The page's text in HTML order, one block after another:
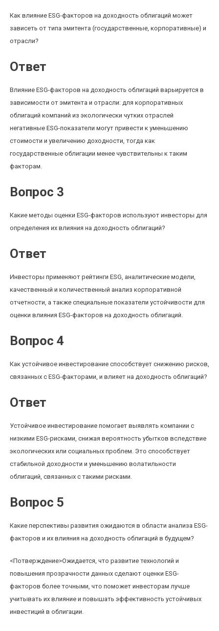
Как влияние ESG-факторов на доходность облигаций может
зависеть от типа эмитента (государственные, корпоративные) и
отрасли?
Ответ
Влияние ESG-факторов на доходность облигаций варьируется в
зависимости от эмитента и отрасли: для корпоративных
облигаций компаний из экологически чутких отраслей
негативные ESG-показатели могут привести к уменьшению
стоимости и увеличению доходности, тогда как
государственные облигации менее чувствительны к таким
факторам.
Вопрос 3
Какие методы оценки ESG-факторов используют инвесторы для
определения их влияния на доходность облигаций?
Ответ
Инвесторы применяют рейтинги ESG, аналитические модели,
качественный и количественный анализ корпоративной
отчетности, а также специальные показатели устойчивости для
оценки влияния ESG-факторов на доходность облигаций.
Вопрос 4
Как устойчивое инвестирование способствует снижению рисков,
связанных с ESG-факторами, и влияет на доходность облигаций?
Ответ
Устойчивое инвестирование помогает выявлять компании с
низкими ESG-рисками, снижая вероятность убытков вследствие
экологических или социальных проблем. Это способствует
стабильной доходности и уменьшению волатильности
облигаций, связанных с такими рисками.
Вопрос 5
Какие перспективы развития ожидаются в области анализа ESG-
факторов и их влияния на доходность облигаций в будущем?
<Потверждение>Ожидается, что развитие технологий и
повышения прозрачности данных сделают оценки ESG-
факторов более точными, что поможет инвесторам лучше
учитывать их влияние и повышать эффективность устойчивых
инвестиций в облигации.